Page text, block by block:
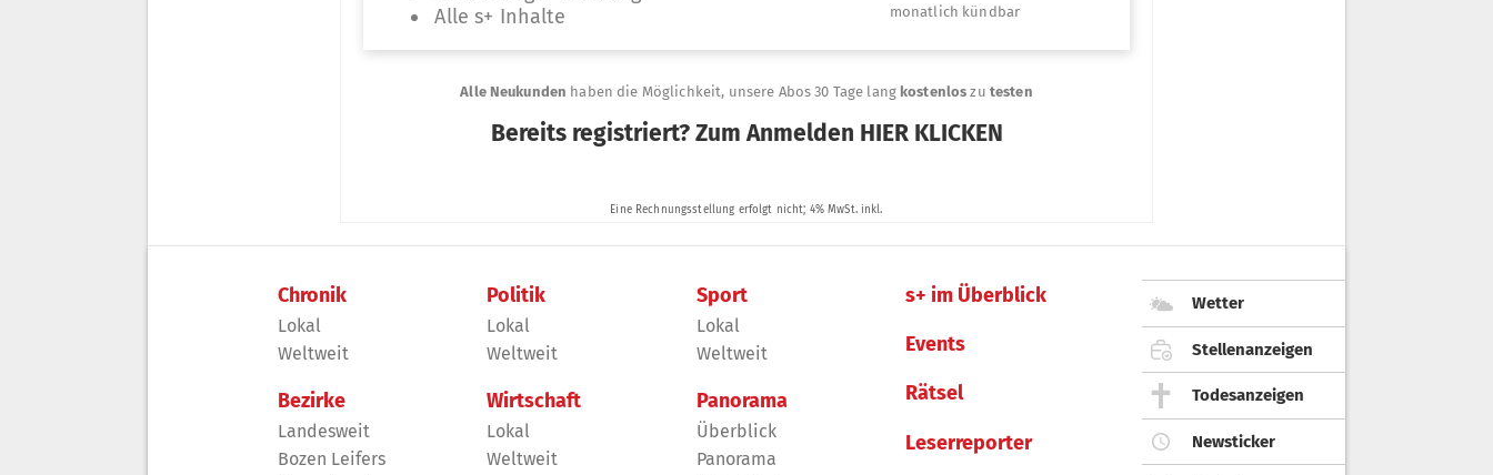
Chronik
Lokal
Weltweit
Bezirke
Landesweit
Bozen Leifers
Politik
Lokal
Weltweit
Wirtschaft
Lokal
Weltweit
Sport
Lokal
Weltweit
Panorama
Überblick
Panorama
s+ im Überblick
Events
Rätsel
Leserreporter
Wetter
Stellenanzeigen
Todesanzeigen
Newsticker